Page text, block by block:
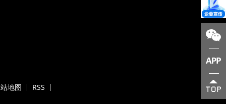
地图 RSS